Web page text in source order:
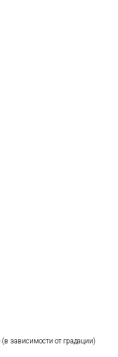
зависимости от градации)